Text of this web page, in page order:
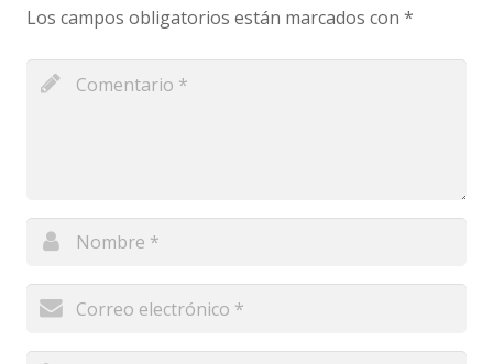
Los campos obligatorios están marcados con *